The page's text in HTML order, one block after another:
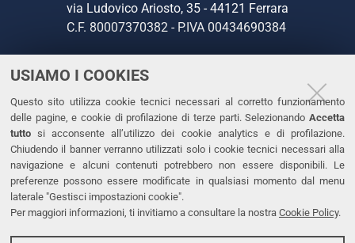
USIAMO I COOKIES
Questo sito utilizza cookie tecnici necessari al corretto funzionamento
delle pagine, e cookie di profilazione di terze parti. Selezionando Accetta
tutto si acconsente all’utilizzo dei cookie analytics e di profilazione.
Chiudendo il banner verranno utilizzati solo i cookie tecnici necessari alla
navigazione e alcuni contenuti potrebbero non essere disponibili. Le
preferenze possono essere modificate in qualsiasi momento dal menu
laterale "Gestisci impostazioni cookie".
Per maggiori informazioni, ti invitiamo a consultare la nostra Cookie Policy.
via Ludovico Ariosto, 35 - 44121 Ferrara
C.F. 80007370382 - P.IVA 00434690384
CONTATTI
Tel. +39 0532 293111
Fax. +39 0532 293031
PEC
LINKS